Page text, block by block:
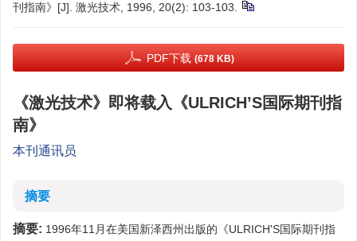
刊指南》[J]. 激光技术, 1996, 20(2): 103-103.
PDF下载 (678 KB)
《激光技术》即将载入《ULRICH’S国际期刊指
南》
本刊通讯员
摘要
摘要: 1996年11月在美国新泽西州出版的《ULRICH'S国际期刊指